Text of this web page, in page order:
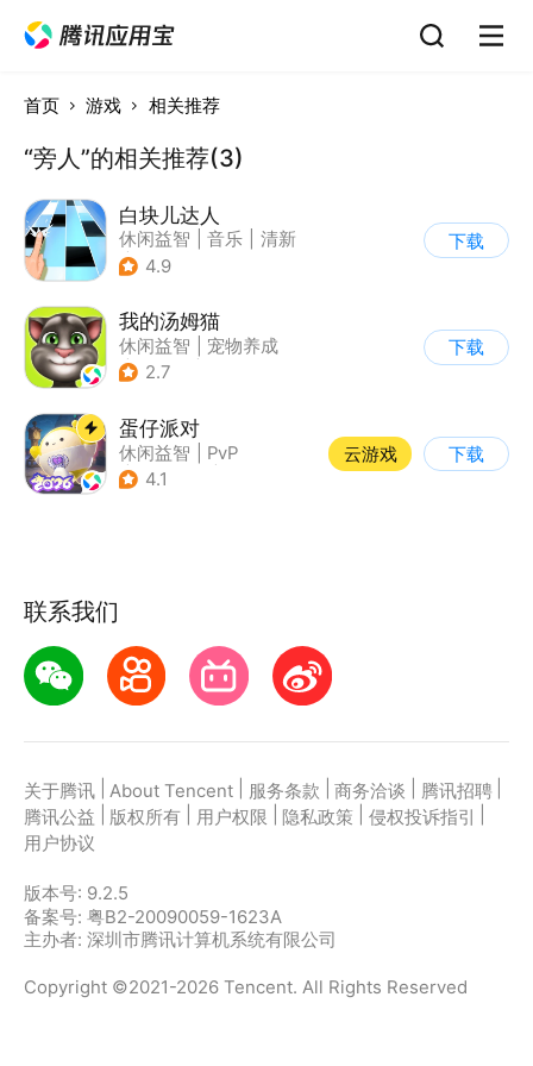
首页 游戏 相关推荐
“旁人”的相关推荐(3)
白块儿达人
休闲益智 音乐
清新
| 多比特
4.9
下载
我的汤姆猫
休闲益智
宠物养成
| 汤姆猫
2.7
下载
蛋仔派对
休闲益智
PvP
| 派对游戏
4.1
云游戏 下载
联系我们
关于腾讯 About Tencent 服务条款 商务洽谈 腾讯招聘
腾讯公益
版权所有 用户权限 隐私政策 侵权投诉指引
用户协议
版本号: 9.2.5
备案号: 粤B2-20090059-1623A
主办者: 深圳市腾讯计算机系统有限公司
Copyright ©2021-2026 Tencent. All Rights Reserved